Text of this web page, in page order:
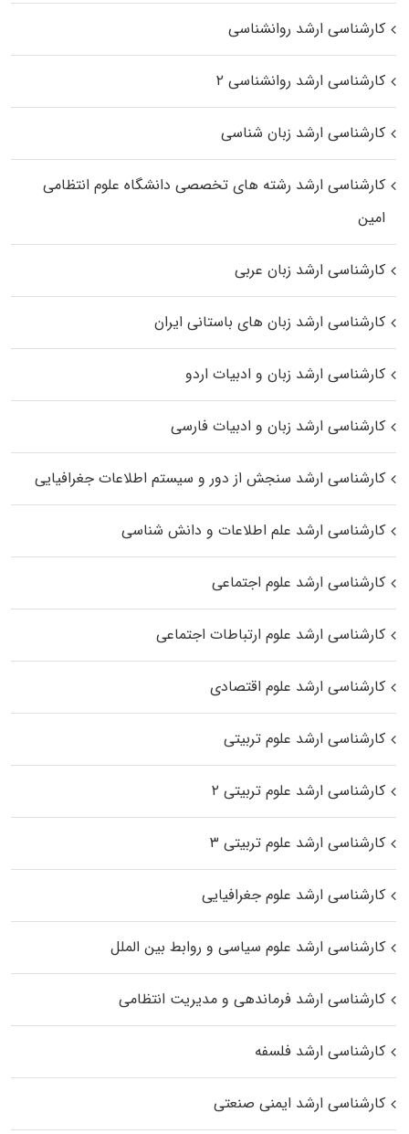
کارشناسی ارشد روانشناسی
کارشناسی ارشد روانشناسی ۲
کارشناسی ارشد زبان شناسی
کارشناسی ارشد رﺷﺘﻪ ﻫﺎی تخصصی داﻧﺸﮕﺎه ﻋﻠﻮم انتظامی
اﻣﻴﻦ
کارشناسی ارشد زبان عربی
کارشناسی ارشد زبان‌ های باستانی ایران
کارشناسی ارشد زبان و ادبیات اردو
کارشناسی ارشد زبان و ادبیات فارسی
کارشناسی ارشد سنجش از دور و سیستم اطلاعات جغرافیایی
کارشناسی ارشد علم اطلاعات و دانش شناسی
کارشناسی ارشد علوم اجتماعی
کارشناسی ارشد علوم ارتباطات اجتماعی
کارشناسی ارشد علوم اقتصادی
کارشناسی ارشد علوم تربیتی
کارشناسی ارشد علوم تربیتی ۲
کارشناسی ارشد علوم تربیتی ۳
کارشناسی ارشد علوم جغرافیایی
کارشناسی ارشد علوم سیاسی و روابط بین الملل
کارشناسی ارشد فرماندهی و مدیریت انتظامی
کارشناسی ارشد فلسفه
کارشناسی ارشد ایمنی صنعتی